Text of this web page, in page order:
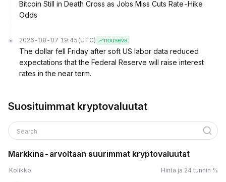
Bitcoin Still in Death Cross as Jobs Miss Cuts Rate-Hike
Odds
2026-08-07 19:45 (UTC) nouseva
The dollar fell Friday after soft US labor data reduced
expectations that the Federal Reserve will raise interest
rates in the near term.
Suosituimmat kryptovaluutat
Search
Markkina-arvoltaan suurimmat kryptovaluutat
Kolikko Hinta ja 24 tunnin %